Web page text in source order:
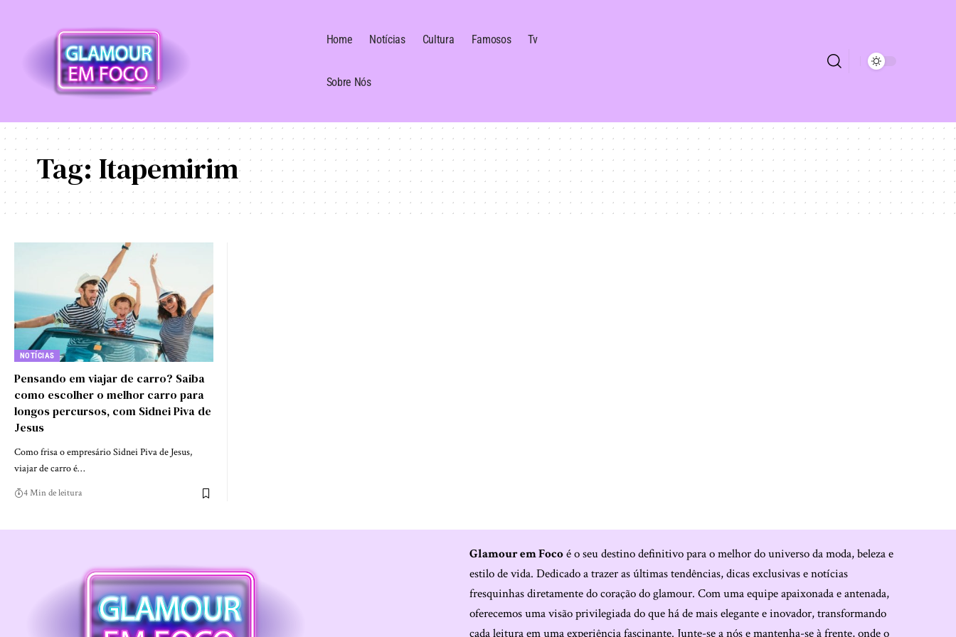
Home Notícias Cultura Famosos Tv
Sobre Nós
Tag: Itapemirim
NOTÍCIAS
Pensando em viajar de carro? Saiba
como escolher o melhor carro para
longos percursos, com Sidnei Piva de
Jesus
Como frisa o empresário Sidnei Piva de Jesus,
viajar de carro é…
4 Min de leitura
Glamour em Focoé o seu destino definitivo para o melhor do universo da moda, beleza e
estilo de vida. Dedicado a trazer as últimas tendências, dicas exclusivas e notícias
fresquinhas diretamente do coração do glamour. Com uma equipe apaixonada e antenada,
oferecemos uma visão privilegiada do que há de mais elegante e inovador, transformando
cada leitura em uma experiência fascinante. Junte-se a nós e mantenha-se à frente, onde o